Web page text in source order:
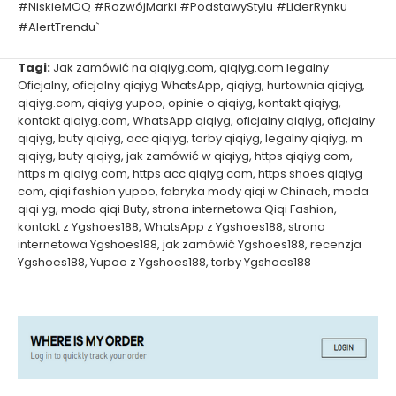
#NiskieMOQ #RozwójMarki #PodstawyStylu #LiderRynku
#AlertTrendu`
Tagi: Jak zamówić na qiqiyg.com, qiqiyg.com legalny
Oficjalny, oficjalny qiqiyg WhatsApp, qiqiyg, hurtownia qiqiyg,
qiqiyg.com, qiqiyg yupoo, opinie o qiqiyg, kontakt qiqiyg,
kontakt qiqiyg.com, WhatsApp qiqiyg, oficjalny qiqiyg, oficjalny
qiqiyg, buty qiqiyg, acc qiqiyg, torby qiqiyg, legalny qiqiyg, m
qiqiyg, buty qiqiyg, jak zamówić w qiqiyg, https qiqiyg com,
https m qiqiyg com, https acc qiqiyg com, https shoes qiqiyg
com, qiqi fashion yupoo, fabryka mody qiqi w Chinach, moda
qiqi yg, moda qiqi Buty, strona internetowa Qiqi Fashion,
kontakt z Ygshoes188, WhatsApp z Ygshoes188, strona
internetowa Ygshoes188, jak zamówić Ygshoes188, recenzja
Ygshoes188, Yupoo z Ygshoes188, torby Ygshoes188